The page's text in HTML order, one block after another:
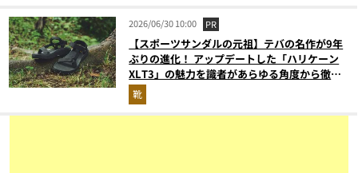
2026/06/30 10:00 PR
【スポーツサンダルの元祖】テバの名作が9年
ぶりの進化！ アップデートした「ハリケーン
XLT3」の魅力を識者があらゆる角度から徹底
解説！
靴